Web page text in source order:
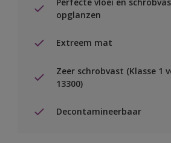
opglanzen
Extreem mat
Zeer schrobvast (Klasse 1
13300)
Decontamineerbaar